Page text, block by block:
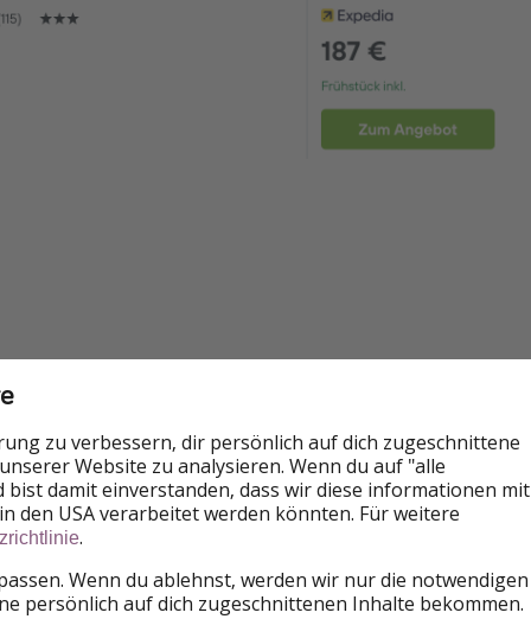
können alle Personen bewerten, unabhängig
nicht.
zu verbessern, dir persönlich auf dich zugeschnittene
Website zu analysieren. Wenn du auf "alle
damit einverstanden, dass wir diese informationen mit
den USA verarbeitet werden könnten. Für weitere
.
Wenn du ablehnst, werden wir nur die notwendigen
persönlich auf dich zugeschnittenen Inhalte bekommen.